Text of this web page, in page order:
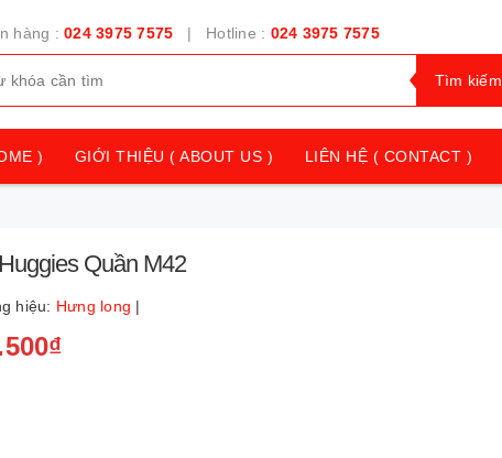
hàng : 024 3975 7575 | Hotline : 024 3975 7575
Tìm kiếm
) GIỚI THIỆU ( ABOUT US ) LIÊN HỆ ( CONTACT )
Quần M42
hiệu: Hưng long |